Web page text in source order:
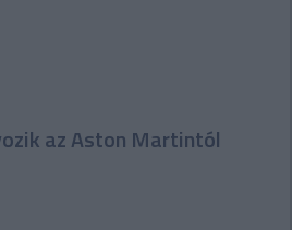
az Aston Martintól